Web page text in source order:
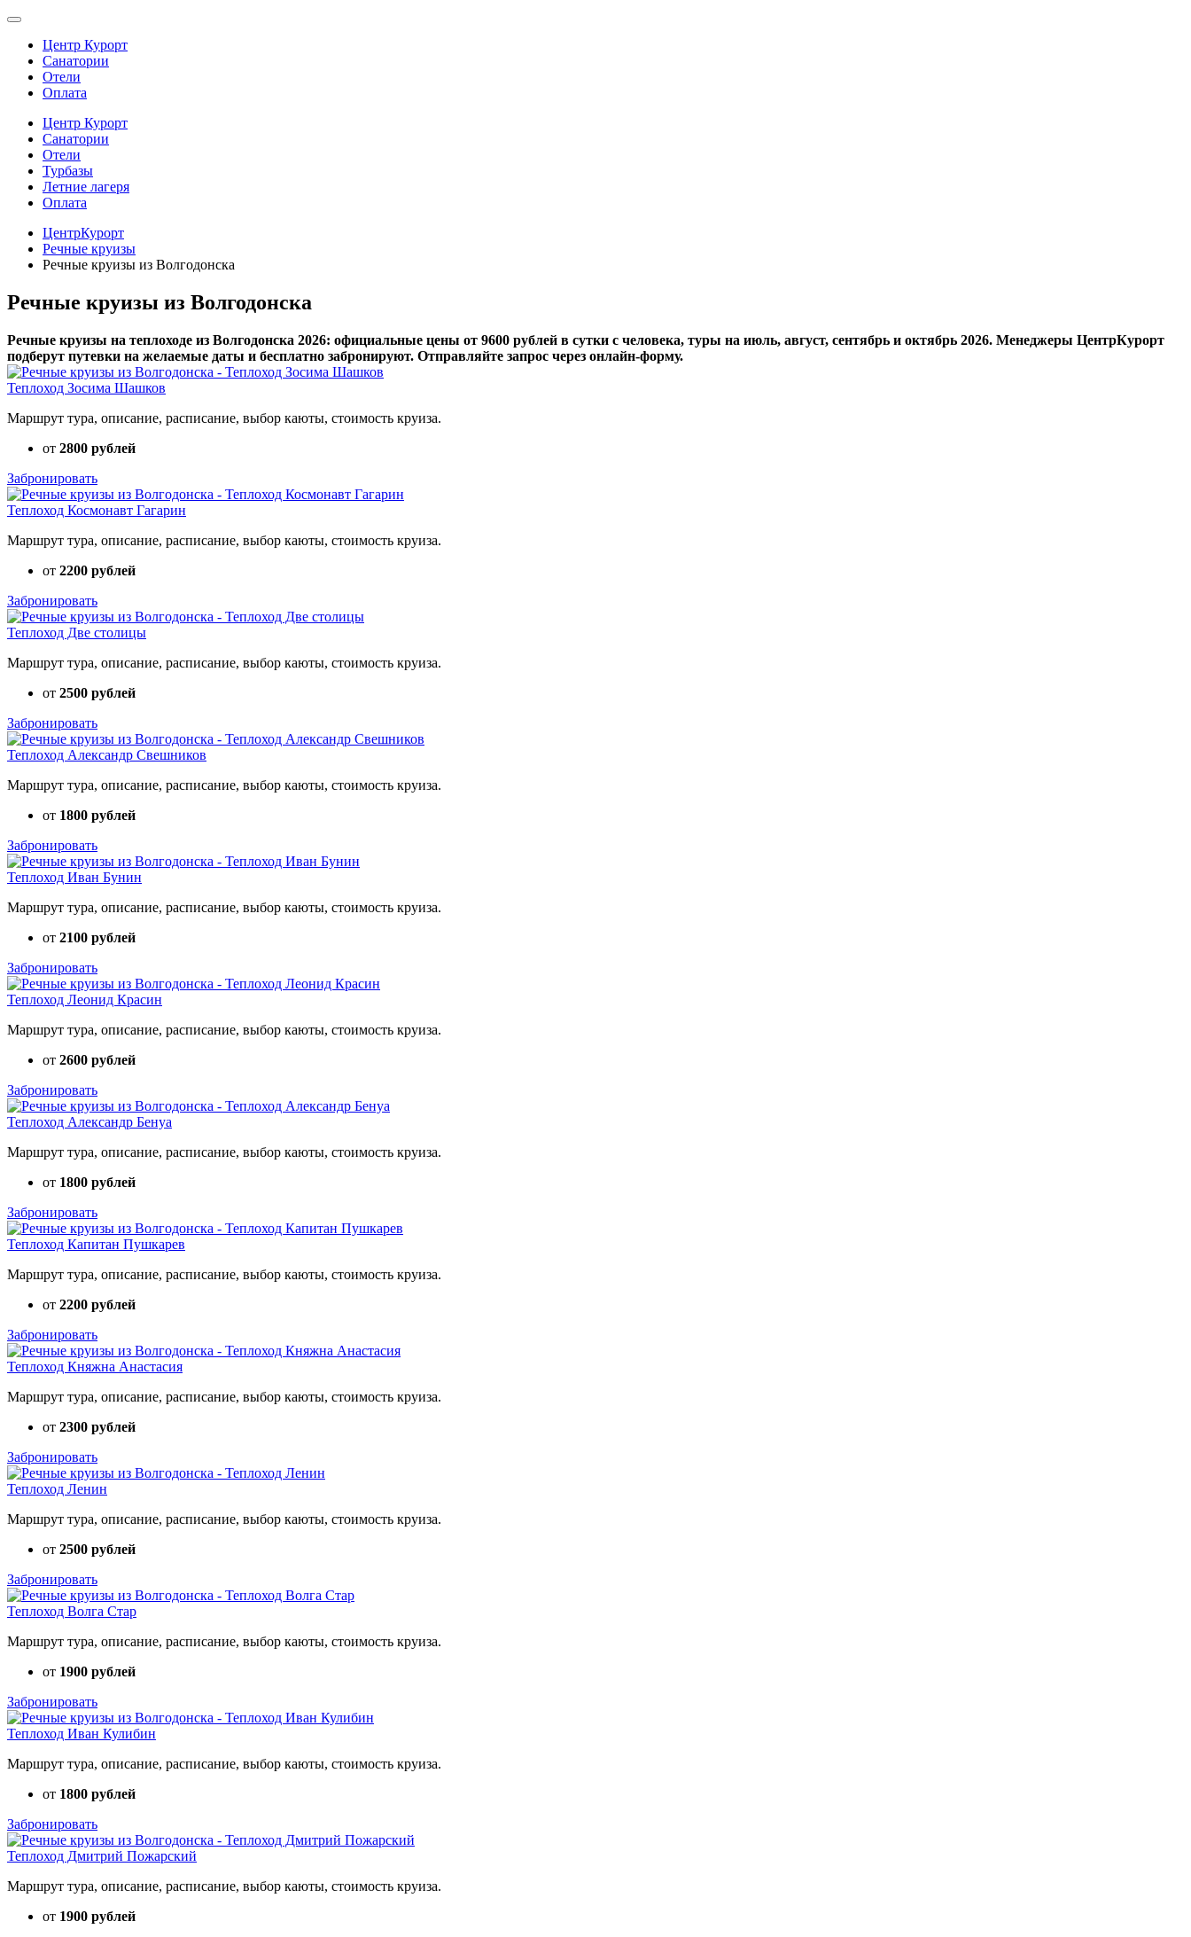
Центр Курорт
Санатории
Отели
Оплата
Центр Курорт
Санатории
Отели
Турбазы
Летние лагеря
Оплата
ЦентрКурорт
Речные круизы
Речные круизы из Волгодонска
Речные круизы из Волгодонска
Речные круизы на теплоходе из Волгодонска 2026: официальные цены от 9600 рублей в сутки с человека, туры на июль, август, сентябрь и октябрь 2026. Менеджеры ЦентрКурорт
подберут путевки на желаемые даты и бесплатно забронируют. Отправляйте запрос через онлайн-форму.
Теплоход Зосима Шашков
Маршрут тура, описание, расписание, выбор каюты, стоимость круиза.
от 2800 рублей
Забронировать
Теплоход Космонавт Гагарин
Маршрут тура, описание, расписание, выбор каюты, стоимость круиза.
от 2200 рублей
Забронировать
Теплоход Две столицы
Маршрут тура, описание, расписание, выбор каюты, стоимость круиза.
от 2500 рублей
Забронировать
Теплоход Александр Свешников
Маршрут тура, описание, расписание, выбор каюты, стоимость круиза.
от 1800 рублей
Забронировать
Теплоход Иван Бунин
Маршрут тура, описание, расписание, выбор каюты, стоимость круиза.
от 2100 рублей
Забронировать
Теплоход Леонид Красин
Маршрут тура, описание, расписание, выбор каюты, стоимость круиза.
от 2600 рублей
Забронировать
Теплоход Александр Бенуа
Маршрут тура, описание, расписание, выбор каюты, стоимость круиза.
от 1800 рублей
Забронировать
Теплоход Капитан Пушкарев
Маршрут тура, описание, расписание, выбор каюты, стоимость круиза.
от 2200 рублей
Забронировать
Теплоход Княжна Анастасия
Маршрут тура, описание, расписание, выбор каюты, стоимость круиза.
от 2300 рублей
Забронировать
Теплоход Ленин
Маршрут тура, описание, расписание, выбор каюты, стоимость круиза.
от 2500 рублей
Забронировать
Теплоход Волга Стар
Маршрут тура, описание, расписание, выбор каюты, стоимость круиза.
от 1900 рублей
Забронировать
Теплоход Иван Кулибин
Маршрут тура, описание, расписание, выбор каюты, стоимость круиза.
от 1800 рублей
Забронировать
Теплоход Дмитрий Пожарский
Маршрут тура, описание, расписание, выбор каюты, стоимость круиза.
от 1900 рублей